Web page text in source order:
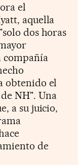
el
aquella
dos horas
compañía
obtenido el
NH". Una
a su juicio,
de